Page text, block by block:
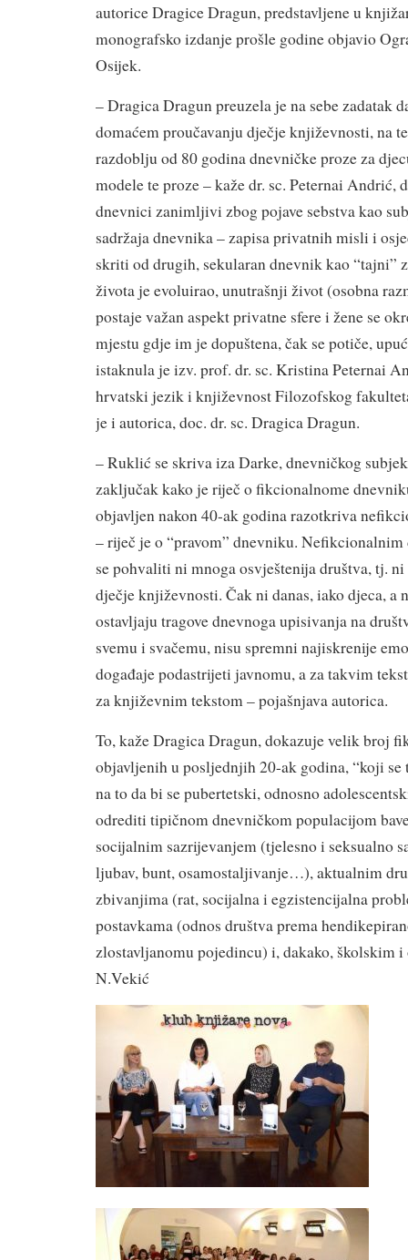
autorice Dragice Dragun, predstavljene u
monografsko izdanje prošle godine objavio
Osijek.
– Dragica Dragun preuzela je na sebe zadatak
domaćem proučavanju dječje književnosti, na
razdoblju od 80 godina dnevničke proze za
modele te proze – kaže dr. sc. Peternai Andrić,
dnevnici zanimljivi zbog pojave sebstva kao
sadržaja dnevnika – zapisa privatnih misli i
skriti od drugih, sekularan dnevnik kao “tajni”
života je evoluirao, unutrašnji život (osobna
postaje važan aspekt privatne sfere i žene se
mjestu gdje im je dopuštena, čak se potiče,
istaknula je izv. prof. dr. sc. Kristina Peternai
hrvatski jezik i književnost Filozofskog
je i autorica, doc. dr. sc. Dragica Dragun.
– Ruklić se skriva iza Darke, dnevničkog
zaključak kako je riječ o fikcionalnome
objavljen nakon 40-ak godina razotkriva
– riječ je o “pravom” dnevniku.
se pohvaliti ni mnoga osvještenija društva, tj.
dječje književnosti. Čak ni danas, iako djeca, a
ostavljaju tragove dnevnoga upisivanja na
svemu i svačemu, nisu spremni najiskrenije
događaje podastrijeti javnomu, a za takvim
za književnim tekstom – pojašnjava autorica.
To, kaže Dragica Dragun, dokazuje velik broj
objavljenih u posljednjih 20-ak godina, “koji se
na to da bi se pubertetski, odnosno
odrediti tipičnom dnevničkom populacijom
socijalnim sazrijevanjem (tjelesno i seksualno
ljubav, bunt, osamostaljivanje…), aktualnim
zbivanjima (rat, socijalna i egzistencijalna
postavkama (odnos društva prema
zlostavljanomu pojedincu) i, dakako, školskim
N.Vekić